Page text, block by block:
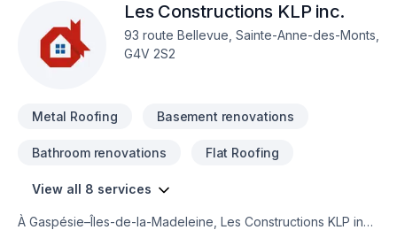
Les Constructions KLP inc.
93 route Bellevue, Sainte-Anne-des-Monts,
G4V 2S2
Metal Roofing Basement renovations
Bathroom renovations Flat Roofing
View all 8 services
À Gaspésie–Îles-de-la-Madeleine, Les Constructions KLP inc.